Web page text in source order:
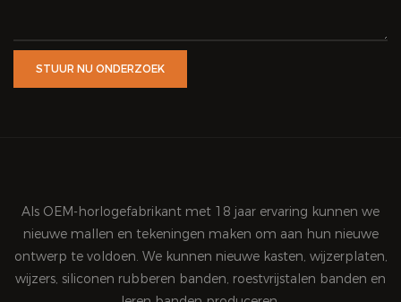
STUUR NU ONDERZOEK
Als OEM-horlogefabrikant met 18 jaar ervaring kunnen we
nieuwe mallen en tekeningen maken om aan hun nieuwe
ontwerp te voldoen. We kunnen nieuwe kasten, wijzerplaten,
wijzers, siliconen rubberen banden, roestvrijstalen banden en